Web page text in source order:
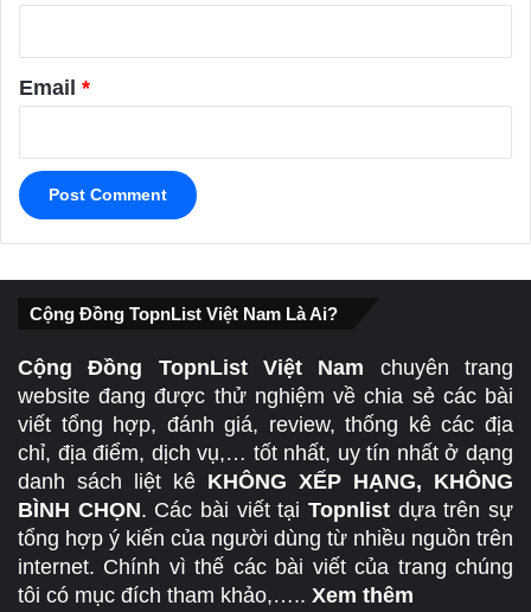
Email *
Cộng Đồng TopnList Việt Nam Là Ai?
Cộng Đồng TopnList Việt Nam chuyên trang
website đang được thử nghiệm về chia sẻ các bài
viết tổng hợp, đánh giá, review, thống kê các địa
chỉ, địa điểm, dịch vụ,… tốt nhất, uy tín nhất ở dạng
danh sách liệt kê KHÔNG XẾP HẠNG, KHÔNG
BÌNH CHỌN. Các bài viết tạiTopnlist dựa trên sự
tổng hợp ý kiến của người dùng từ nhiều nguồn trên
internet. Chính vì thế các bài viết của trang chúng
tôi có mục đích tham khảo,….. Xem thêm